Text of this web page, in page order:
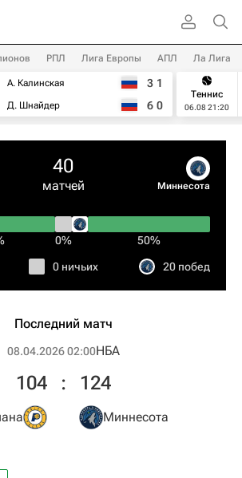
РПЛ Лига Европы АПЛ Ла Лига
А. Калинская
Д. Шнайдер
3 1
6 0
Теннис
06.08 21:20
40
матчей Миннесота
0% 50%
0 ничьих 20 побед
Последний матч
08.04.2026 02:00НБА
104 : 124
Миннесота